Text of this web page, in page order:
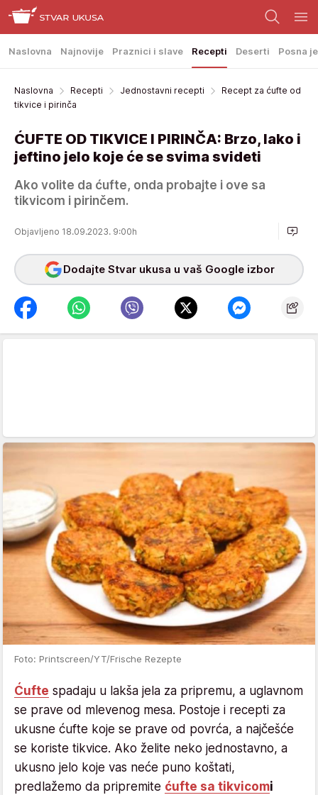
Naslovna Najnovije Praznici i slave Recepti Deserti Posna
Naslovna Recepti Jednostavni recepti
Recept za ćufte od
tikvice i pirinča
ĆUFTE OD TIKVICE I PIRINČA: Brzo, lako i
jeftino jelo koje će se svima svideti
Ako volite da ćufte, onda probajte i ove sa
tikvicom i pirinčem.
Objavljeno 18.09.2023. 9:00h
Dodajte Stvar ukusa u vaš Google izbor
Foto: Printscreen/YT/Frische Rezepte
Ćufte spadaju u lakša jela za pripremu, a uglavnom
se prave od mlevenog mesa. Postoje i recepti za
ukusne ćufte koje se prave od povrća, a najčešće
se koriste tikvice. Ako želite neko jednostavno, a
ukusno jelo koje vas neće puno koštati,
predlažemo da pripremite ćufte sa tikvicomi